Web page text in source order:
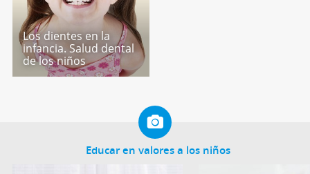
Los dientes en la
infancia. Salud dental
de los niños
Educar en valores a los niños